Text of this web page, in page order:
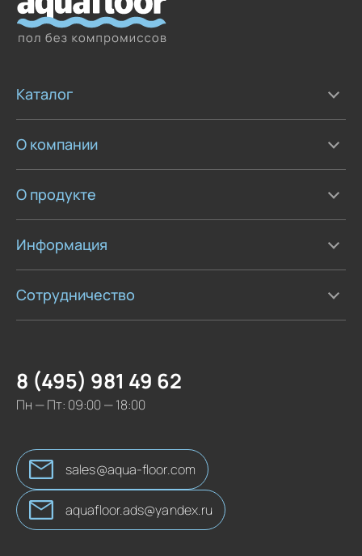
Каталог
О компании
О продукте
Информация
Сотрудничество
8 (495) 981 49 62
Пн — Пт: 09:00 — 18:00
sales@aqua-floor.com
aquafloor.ads@yandex.ru